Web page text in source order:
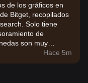
de los gráficos en
Bitget, recopilados
Solo tiene
de
son muy
en función de tu
Hace 5m